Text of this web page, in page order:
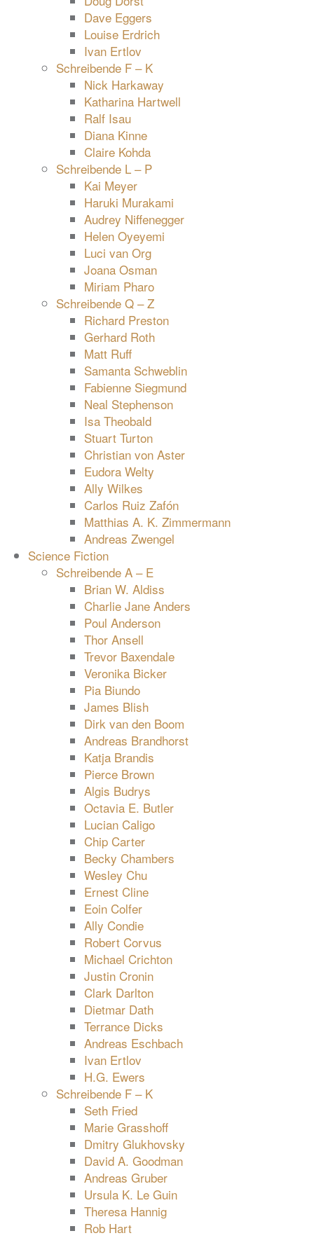
Dave Eggers
Louise Erdrich
Ivan Ertlov
Schreibende F – K
Nick Harkaway
Katharina Hartwell
Ralf Isau
Diana Kinne
Claire Kohda
Schreibende L – P
Kai Meyer
Haruki Murakami
Audrey Niffenegger
Helen Oyeyemi
Luci van Org
Joana Osman
Miriam Pharo
Schreibende Q – Z
Richard Preston
Gerhard Roth
Matt Ruff
Samanta Schweblin
Fabienne Siegmund
Neal Stephenson
Isa Theobald
Stuart Turton
Christian von Aster
Eudora Welty
Ally Wilkes
Carlos Ruiz Zafón
Matthias A. K. Zimmermann
Andreas Zwengel
Science Fiction
Schreibende A – E
Brian W. Aldiss
Charlie Jane Anders
Poul Anderson
Thor Ansell
Trevor Baxendale
Veronika Bicker
Pia Biundo
James Blish
Dirk van den Boom
Andreas Brandhorst
Katja Brandis
Pierce Brown
Algis Budrys
Octavia E. Butler
Lucian Caligo
Chip Carter
Becky Chambers
Wesley Chu
Ernest Cline
Eoin Colfer
Ally Condie
Robert Corvus
Michael Crichton
Justin Cronin
Clark Darlton
Dietmar Dath
Terrance Dicks
Andreas Eschbach
Ivan Ertlov
H.G. Ewers
Schreibende F – K
Seth Fried
Marie Grasshoff
Dmitry Glukhovsky
David A. Goodman
Andreas Gruber
Ursula K. Le Guin
Theresa Hannig
Rob Hart